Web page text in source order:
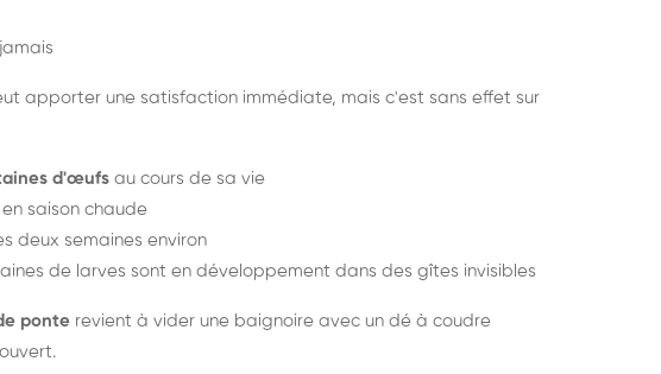
apporter une satisfaction immédiate, mais c'est sans effet sur
d'œufs au cours de sa vie
en saison chaude
deux semaines environ
de larves sont en développement dans des gîtes invisibles
ponte revient à vider une baignoire avec un dé à coudre